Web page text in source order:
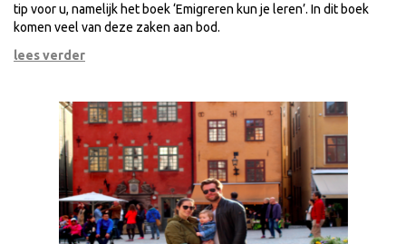
tip voor u, namelijk het boek ‘Emigreren kun je leren’. In dit boek
komen veel van deze zaken aan bod.
lees verder